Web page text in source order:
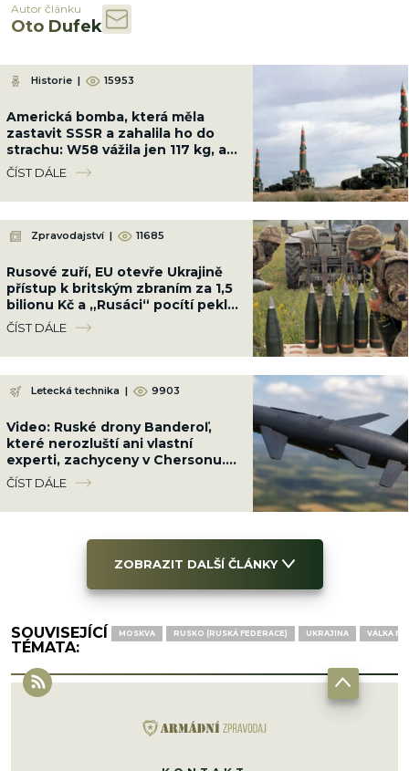
Autor článku
Oto Dufek
Historie | 15953
Americká bomba, která měla
zastavit SSSR a zahalila ho do
strachu: W58 vážila jen 117 kg, ale
měla sílu 200 kilotun
ČÍST DÁLE
Zpravodajství | 11685
Rusové zuří, EU otevře Ukrajině
přístup k britským zbraním za 1,5
bilionu Kč a „Rusáci“ pocítí peklo
na zemi
ČÍST DÁLE
Letecká technika | 9903
Video: Ruské drony Banderoľ,
které nerozluští ani vlastní
experti, zachyceny v Chersonu.
Ukrajinci se proti ni neumí bránit
ČÍST DÁLE
ZOBRAZIT DALŠÍ ČLÁNKY
SOUVISEJÍCÍ
TÉMATA:
MOSKVA RUSKO (RUSKÁ FEDERACE) UKRAJINA VÁLKA